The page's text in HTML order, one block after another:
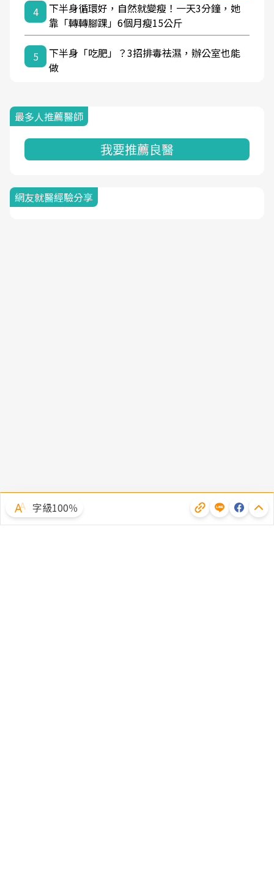
4
下半身循環好，自然就變瘦！一天3分鐘，她
靠「轉轉腳踝」6個月瘦15公斤
5
下半身「吃肥」？3招排毒祛濕，辦公室也能
做
最多人推薦醫師
我要推薦良醫
網友就醫經驗分享
字級100％